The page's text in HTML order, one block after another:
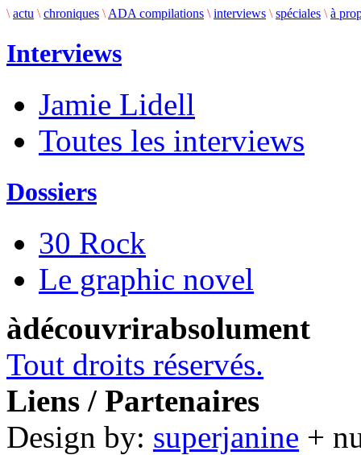
\ actu \ chroniques \ ADA compilations \ interviews \ spéciales \ à
Interviews
Jamie Lidell
Toutes les interviews
Dossiers
30 Rock
Le graphic novel
àdécouvrirabsolument
Tout droits réservés.
Liens / Partenaires
Design by: superjanine +